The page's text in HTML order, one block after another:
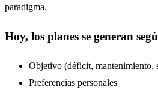
paradigma.
Hoy, los planes se generan
Objetivo (déficit, mantenimiento,
Preferencias personales